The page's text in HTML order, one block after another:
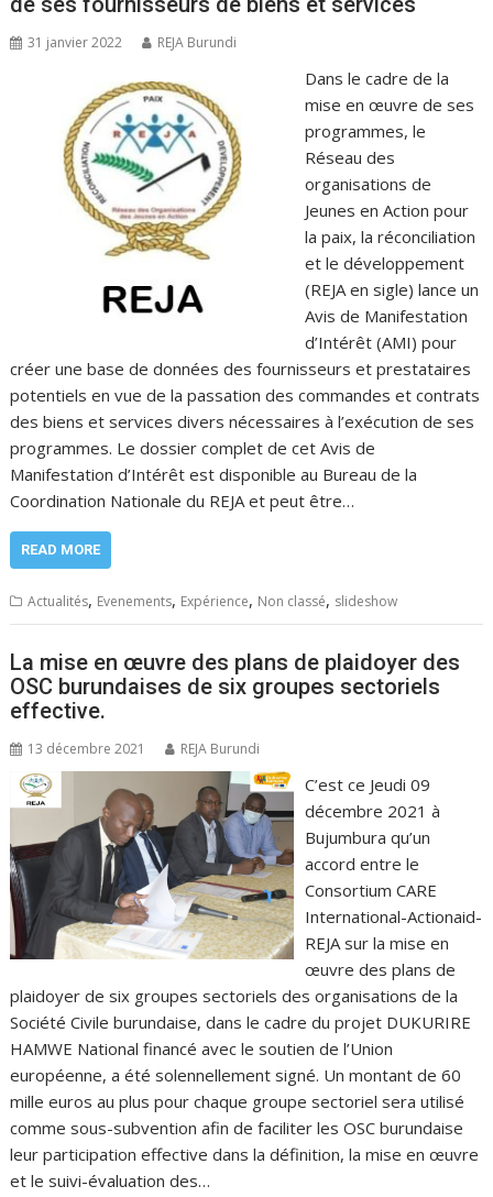
31 janvier 2022 REJA Burundi
Dans le cadre de la
mise en œuvre de ses
programmes, le
Réseau des
organisations de
Jeunes en Action pour
la paix, la réconciliation
et le développement
(REJA en sigle) lance un
Avis de Manifestation
d’Intérêt (AMI) pour
créer une base de données des fournisseurs et prestataires
potentiels en vue de la passation des commandes et contrats
des biens et services divers nécessaires à l’exécution de ses
programmes. Le dossier complet de cet Avis de
Manifestation d’Intérêt est disponible au Bureau de la
Coordination Nationale du REJA et peut être…
READ MORE
Actualités, Evenements, Expérience, Non classé, slideshow
La mise en œuvre des plans de plaidoyer des
OSC burundaises de six groupes sectoriels
effective.
13 décembre 2021 REJA Burundi
C’est ce Jeudi 09
décembre 2021 à
Bujumbura qu’un
accord entre le
Consortium CARE
International-Actionaid-
REJA sur la mise en
œuvre des plans de
plaidoyer de six groupes sectoriels des organisations de la
Société Civile burundaise, dans le cadre du projet DUKURIRE
HAMWE National financé avec le soutien de l’Union
européenne, a été solennellement signé. Un montant de 60
mille euros au plus pour chaque groupe sectoriel sera utilisé
comme sous-subvention afin de faciliter les OSC burundaise
leur participation effective dans la définition, la mise en œuvre
et le suivi-évaluation des…